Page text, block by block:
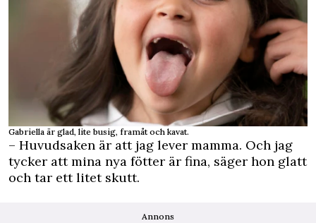
Gabriella är glad, lite busig, framåt och kavat.
– Huvudsaken är att jag lever mamma. Och jag
tycker att mina nya fötter är fina, säger hon glatt
och tar ett litet skutt.
Annons